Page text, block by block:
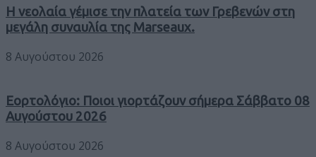
Η νεολαία γέμισε την πλατεία των Γρεβενών στη
μεγάλη συναυλία της Marseaux.
8 Αυγούστου 2026
Εορτολόγιο: Ποιοι γιορτάζουν σήμερα Σάββατο 08
Αυγούστου 2026
8 Αυγούστου 2026